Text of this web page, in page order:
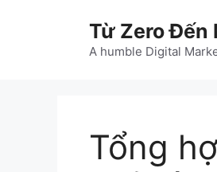
Từ Zero Đến
A humble Digital
Tổng